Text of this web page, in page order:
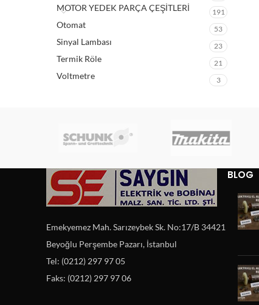
MOTOR YEDEK PARÇA ÇEŞİTLERİ 191
Otomat 53
Sinyal Lambası 23
Termik Röle 21
Voltmetre 3
Emekyemez Mah. Sarızeybek Sk. No:17/B 34421
Beyoğlu Perşembe Pazarı, İstanbul
Tel: (0212) 297 97 05
Faks: (0212) 297 97 06
BLOG